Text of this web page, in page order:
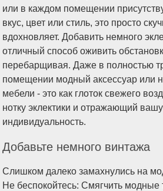
или в каждом помещении
вкус, цвет или стиль, это просто
вдохновляет. Добавить немного
отличный способ оживить
перебарщивая. Даже в полностью
помещении модный аксессуар или
мебели - это как глоток свежего
нотку эклектики и отражающий вашу
индивидуальность.
Добавьте немного винтажа
Слишком далеко замахнулись на
Не беспокойтесь: Смягчить